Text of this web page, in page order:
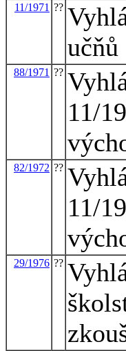
11/1971 ??
učňů
88/1971 ??
11/
82/1972 ??
11/
29/1976 ??